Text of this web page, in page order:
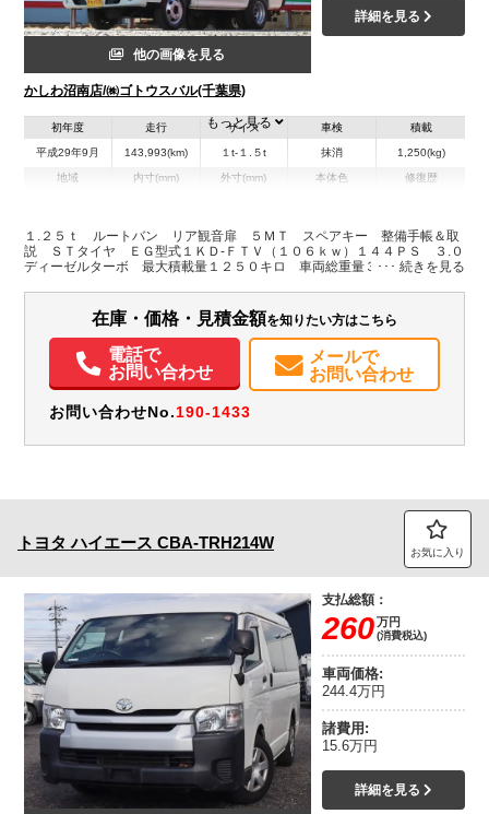
他の画像を見る
かしわ沼南店/㈱ゴトウスバル(千葉県)
詳細を見る
初年度
平成29年9月
走行
143,993(km)
サイズ
１t-１.５t
車検
抹消
積載
1,250(kg)
地域 内寸(mm) 外寸(mm)
H:1,980
本体色 修復歴
装備情報
取扱説明書（一部含む）
メンテナンスノート（保証書）
もっと見る
１.２５ｔ ルートバン リア観音扉 ５ＭＴ スペアキー 整備手帳＆取
説 ＳＴタイヤ ＥＧ型式１ＫＤ-ＦＴＶ（１０６ｋｗ）１４４ＰＳ ３.０
ディーゼルターボ 最大積載量１２５０キロ 車両総重量３４３５キロ
在庫・価格・見積金額を知りたい方はこちら
電話で
お問い合わせ
メールで
お問い合わせ
お問い合わせNo.190-1433
トヨタ ハイエース CBA-TRH214W お気に入り
支払総額：
260万円
(消費税込)
車両価格:
244.4万円
諸費用:
15.6万円
詳細を見る